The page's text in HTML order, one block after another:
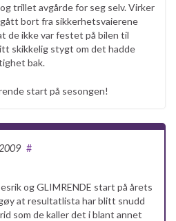
trillet avgårde for seg selv. Virker
gått bort fra sikkerhetsvaierene
de ikke var festet på bilen til
skikkelig stygt om det hadde
bak.
start på sesongen!
#
og GLIMRENDE start på årets
at resultatlista har blitt snudd
som de kaller det i blant annet